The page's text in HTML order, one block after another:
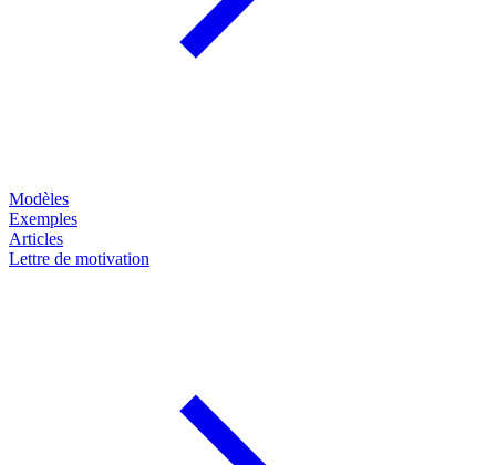
Modèles
Exemples
Articles
Lettre de motivation